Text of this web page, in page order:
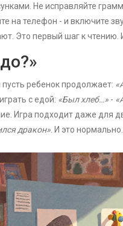
Не исправляйте
на телефон - и включите
Это первый шаг к чтению.
пусть ребенок продолжает:
с едой: «Был хлеб…» -
Игра подходит даже для
дракон» . И это